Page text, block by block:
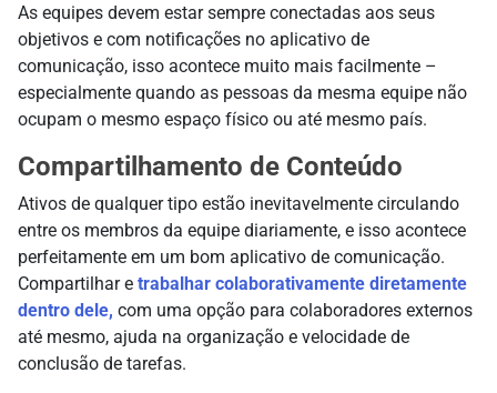
As equipes devem estar sempre conectadas aos seus
objetivos e com notificações no aplicativo de
comunicação, isso acontece muito mais facilmente –
especialmente quando as pessoas da mesma equipe não
ocupam o mesmo espaço físico ou até mesmo país.
Compartilhamento de Conteúdo
Ativos de qualquer tipo estão inevitavelmente circulando
entre os membros da equipe diariamente, e isso acontece
perfeitamente em um bom aplicativo de comunicação.
Compartilhar e trabalhar colaborativamente diretamente
dentro dele, com uma opção para colaboradores externos
até mesmo, ajuda na organização e velocidade de
conclusão de tarefas.